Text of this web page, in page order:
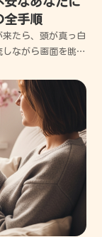
全手順
来たら、頭が真っ白
ながら画面を眺め
のケース」だけでな
存在する...